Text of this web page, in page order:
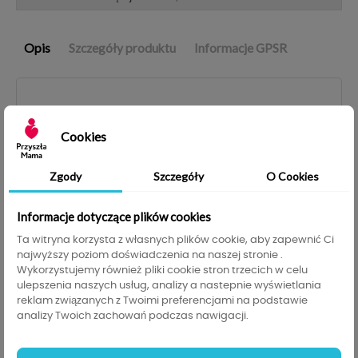
Opis Szczegóły produktu Informacje GPSR
Kocyk dziecięcy dla niemowlaka to nieodzowny
element w pokoju każdego maluszka. Zapewnia
mu nie tylko konieczne ciepło i ochronę ale też
zarazem uspokaja. Kocyk niemowlęcy dla dziecka
w zestawie z maskotką to idealne połączenie. Nie
tylko gwarantuje dziecku wygodny sen ale też
zabawę i aktywizację niemowlaka. Dotykanie i
łapanie maskotek doskonale wpływa na
pobudzenie psychoruchowe maluszka.
Zestaw składający się z pluszaka i kocyka to
Cookies
Zgody Szczegóły O Cookies
Informacje dotyczące plików cookies
Ta witryna korzysta z własnych plików cookie, aby zapewnić Ci
najwyższy poziom doświadczenia na naszej stronie .
Wykorzystujemy również pliki cookie stron trzecich w celu
ulepszenia naszych usług, analizy a nastepnie wyświetlania
reklam związanych z Twoimi preferencjami na podstawie
analizy Twoich zachowań podczas nawigacji.